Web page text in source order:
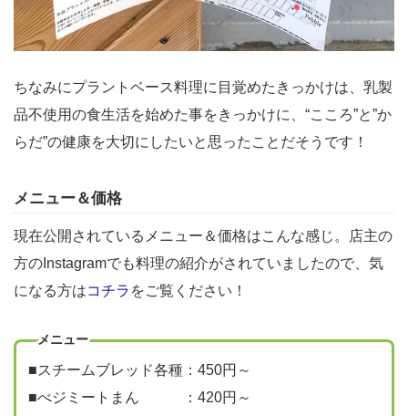
ちなみにプラントベース料理に目覚めたきっかけは、乳製
品不使用の食生活を始めた事をきっかけに、“こころ”と”か
らだ”の健康を大切にしたいと思ったことだそうです！
メニュー＆価格
現在公開されているメニュー＆価格はこんな感じ。店主の
方のInstagramでも料理の紹介がされていましたので、気
になる方はコチラ をご覧ください！
メニュー
■スチームブレッド各種：450円～
■べジミートまん ：420円～